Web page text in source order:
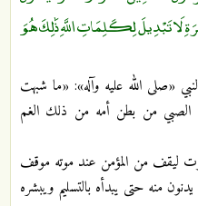
لَا تَبْدِيلَ لِكَلِمَاتِ اللَّهِ ذَٰلِكَ هُوَ
«صلى الله عليه وآله»: «ما شبهت
الصبي من بطن أمه من ذلك الغم
ليقف من المؤمن عند موته موقف
منه حتى يبدأه بالتسليم ويبشره